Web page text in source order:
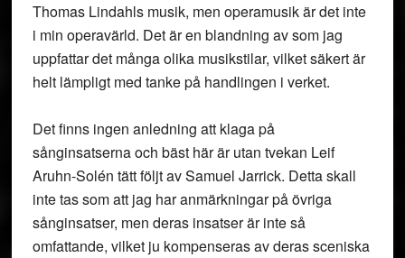
Thomas Lindahls musik, men operamusik är det inte
i min operavärld. Det är en blandning av som jag
uppfattar det många olika musikstilar, vilket säkert är
helt lämpligt med tanke på handlingen i verket.
Det finns ingen anledning att klaga på
sånginsatserna och bäst här är utan tvekan Leif
Aruhn-Solén tätt följt av Samuel Jarrick. Detta skall
inte tas som att jag har anmärkningar på övriga
sånginsatser, men deras insatser är inte så
omfattande, vilket ju kompenseras av deras sceniska